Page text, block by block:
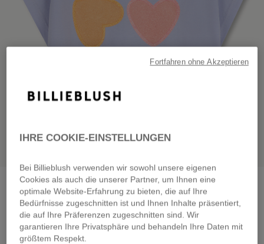
Short-sleeved t-shirtangel blue
€ 35,00
Pay in 4 interest-free instalments
🔒 Secure payment & easy returns
IHRE COOKIE-EINSTELLUNGEN
Bei Billieblush verwenden wir sowohl unsere eigenen
Cookies als auch die unserer Partner, um Ihnen eine
optimale Website-Erfahrung zu bieten, die auf Ihre
Bedürfnisse zugeschnitten ist und Ihnen Inhalte präsentiert,
die auf Ihre Präferenzen zugeschnitten sind. Wir
garantieren Ihre Privatsphäre und behandeln Ihre Daten mit
größtem Respekt.
Fortfahren ohne Akzeptieren